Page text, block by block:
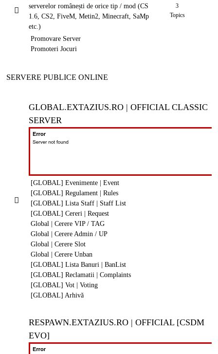
serverelor românești de orice tip / mod (CS
1.6, CS2, FiveM, Metin2, Minecraft, SaMp
etc.)
Promovare Server
Promoteri Jocuri
3
Topics
SERVERE PUBLICE ONLINE
GLOBAL.EXTAZIUS.RO | OFFICIAL CLASSIC
SERVER
[GLOBAL] Evenimente | Event
[GLOBAL] Regulament | Rules
[GLOBAL] Lista Staff | Staff List
[GLOBAL] Cereri | Request
Global | Cerere VIP / TAG
Global | Cerere Admin / UP
Global | Cerere Slot
Global | Cerere Unban
[GLOBAL] Lista Banuri | BanList
[GLOBAL] Reclamatii | Complaints
[GLOBAL] Vot | Voting
[GLOBAL] Arhivă
RESPAWN.EXTAZIUS.RO | OFFICIAL [CSDM
EVO]